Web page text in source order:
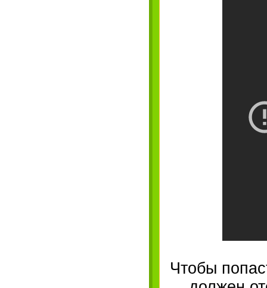
Чтобы